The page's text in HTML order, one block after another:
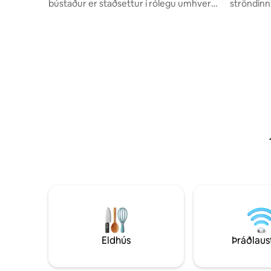
bústaður er staðsettur í rólegu umhverfi
Eldhús